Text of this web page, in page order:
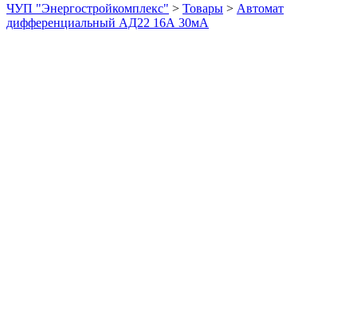
ЧУП "Энергостройкомплекс" > Товары > Автомат
дифференциальный АД22 16А 30мА